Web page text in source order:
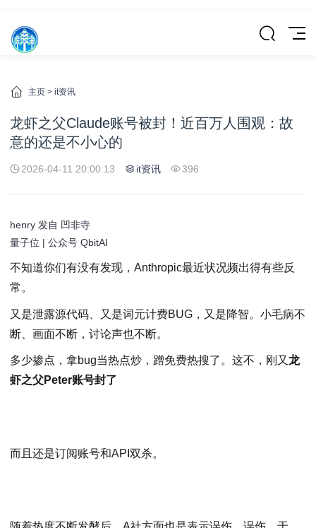
主页 > it资讯
龙虾之父Claude账号被封！近百万人围观：故
意的还是不小心的
2026-04-11 20:00:13 it资讯 396
henry 发自 凹非寺
量子位 | 公众号 QbitAI
不知道你们有没有发现，Anthropic最近状况频出得有些反
常。
又是泄露源代码、又是词元计费BUG，又是降智。小毛病不
断、画面不断，讨论声也不断。
多少掺点，拿bug当热点炒，蹭免费热搜了。这不，刚又 龙
虾之父Peter账号封了
而且还是订阅账号和API双杀。